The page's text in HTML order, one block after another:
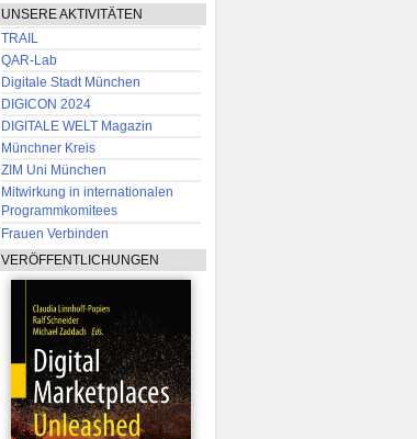
UNSERE AKTIVITÄTEN
TRAIL
QAR-Lab
Digitale Stadt München
DIGICON 2024
DIGITALE WELT Magazin
Münchner Kreis
ZIM Uni München
Mitwirkung in internationalen
Programmkomitees
Frauen Verbinden
VERÖFFENTLICHUNGEN